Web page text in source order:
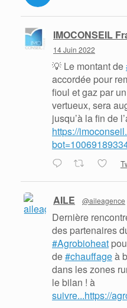
IMOCONSEIL
14 Juin 2022
💡 Le montant de
accordée pour
fioul et gaz par
vertueux, sera
jusqu’à la fin de
https://
AILE @aileagence
Dernière
des partenaires
#Agrobioheat
de#chauffageà
dans les zones
le bilan ! à
suivre...https://